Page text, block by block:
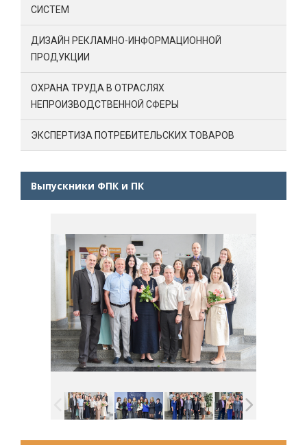
СИСТЕМ
ДИЗАЙН РЕКЛАМНО-ИНФОРМАЦИОННОЙ
ПРОДУКЦИИ
ОХРАНА ТРУДА В ОТРАСЛЯХ
НЕПРОИЗВОДСТВЕННОЙ СФЕРЫ
ЭКСПЕРТИЗА ПОТРЕБИТЕЛЬСКИХ ТОВАРОВ
Выпускники ФПК и ПК